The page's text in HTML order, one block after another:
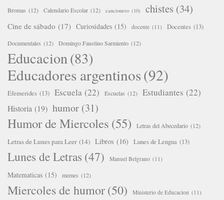
Bromas (12) Calendario Escolar (12) cancionero (10) chistes (34)
Cine de sábado (17) Curiosidades (15) docente (11) Docentes (13)
Documentales (12) Domingo Faustino Sarmiento (12)
Educacion(83)
Educadores argentinos(92)
Efemerides (13) Escuela (22) Escuelas (12) Estudiantes (22)
Historia (19) humor (31)
Humor de Miercoles (55) Letras del Abecedario (12)
Letras de Lunes para Leer (14) Libros (16) Lunes de Lengua (13)
Lunes de Letras (47) Manuel Belgrano (11)
Matematicas (15) memes (12)
Miercoles de humor(50) Ministerio de Educacion (11)